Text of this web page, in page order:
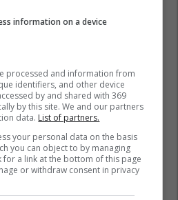
information on a device
processed and information from
identifiers, and other device
by and shared with 369
by this site. We and our partners
data. List of partners.
your personal data on the basis
you can object to by managing
a link at the bottom of this page
or withdraw consent in privacy